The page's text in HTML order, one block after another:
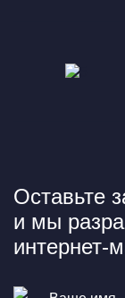
Оставьте
и мы
интернет-